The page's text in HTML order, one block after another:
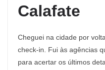
Calafate
Cheguei na cidade por
check-in. Fui às agências
para acertar os últimos